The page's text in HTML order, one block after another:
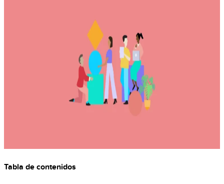
Tabla de contenidos